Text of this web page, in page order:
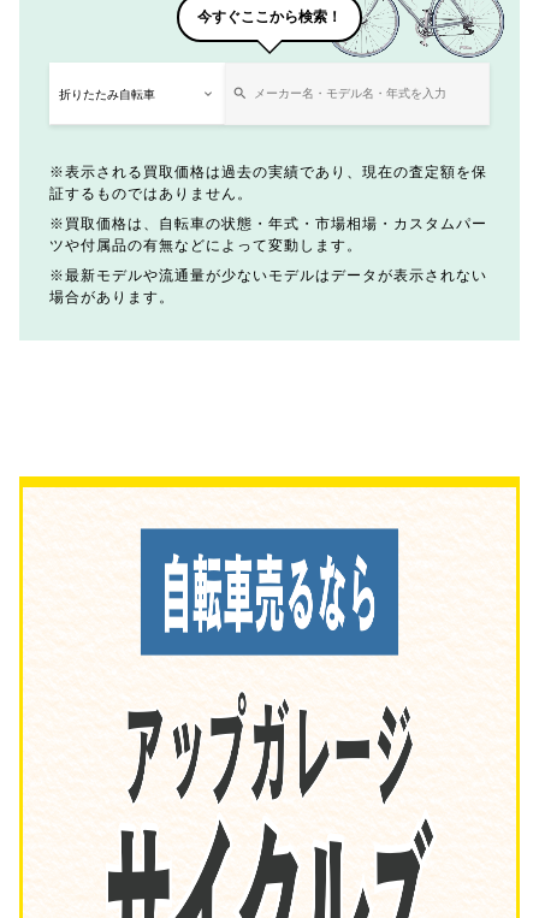
今すぐここから検索！
表示される買取価格は過去の実績であり、現在の査定額を保
証するものではありません。
買取価格は、自転車の状態・年式・市場相場・カスタムパー
ツや付属品の有無などによって変動します。
最新モデルや流通量が少ないモデルはデータが表示されない
場合があります。